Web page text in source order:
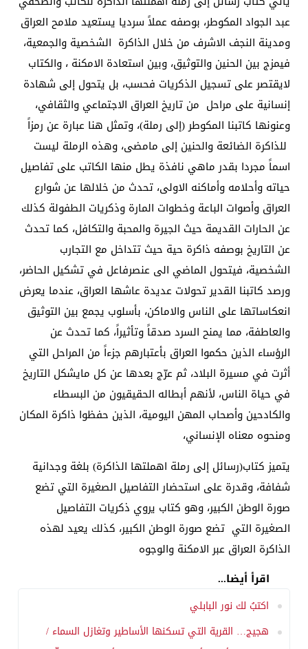
عبد الجواد المكوطر، بوصفه عملاً سرديا يستعيد ملامح العراق
ومدينة النجف الاشرف من خلال الذاكرة الشخصية والجمعية،
فيمزج بين الحنين والتوثيق، وبين استعادة الامكنة ، والكتاب
لايقتصر على تسجيل الذكريات فحسب، بل يتحول إلى شهادة
إنسانية على مراحل من تاريخ العراق الاجتماعي والثقافي،
وعنونها كاتبنا المكوطر (إلى رملة)، وتمثل هنا عبارة عن رمزاً
للذاكرة الضائعة والحنين إلى مامضى، وهذه الرملة ليست
اسماً مجردا بقدر ماهي نافذة يطل منها الكاتب على تفاصيل
حياته وأحلامه وأماكنه الاولى، تحدث من خلالها عن شوارع
العراق وأصوات الباعة وخطوات المارة وذكريات الطفولة كذلك
عن الحارات القديمة حيث الجيرة والمحبة والتكافل، كما تحدث
عن التاريخ بوصفه ذاكرة حية حيث تتداخل مع التجارب
الشخصية، فيتحول الماضي الى عنصرفاعل في تشكيل الحاضر،
ورصد كاتبنا القدير تحولات عديدة عاشها العراق، عندما يعرض
انعكاساتها على الناس والاماكن، بأسلوب يجمع بين التوثيق
والعاطفة، مما يمنح السرد صدقاً وتأثيراً، كما تحدث عن
الرؤساء الذين حكموا العراق بأعتبارهم جزءاً من المراحل التي
أثرت في مسيرة البلاد، ثم عرّج بعدها عن كل مايشكل التاريخ
في حياة الناس، لأنهم أبطاله الحقيقيون من البسطاء
والكادحين وأصحاب المهن اليومية، الذين حفظوا ذاكرة المكان
ومنحوه معناه الإنساني،
يتميز كتاب(رسائل إلى رملة اهملتها الذاكرة) بلغة وجدانية
شفافة، وقدرة على استحضار التفاصيل الصغيرة التي تضع
صورة الوطن الكبير، وهو كتاب يروي ذكريات التفاصيل
الصغيرة التي تضع صورة الوطن الكبير، كذلك يعيد لهذه
الذاكرة العراق عبر الامكنة والوجوه
اقرأ أيضا...
اكتبُ لك نور البابلي
هجيج… القرية التي تسكنها الأساطير وتغازل السماء /